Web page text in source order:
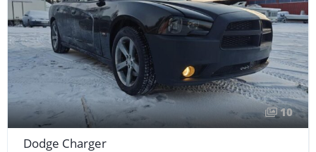
10
Dodge Charger